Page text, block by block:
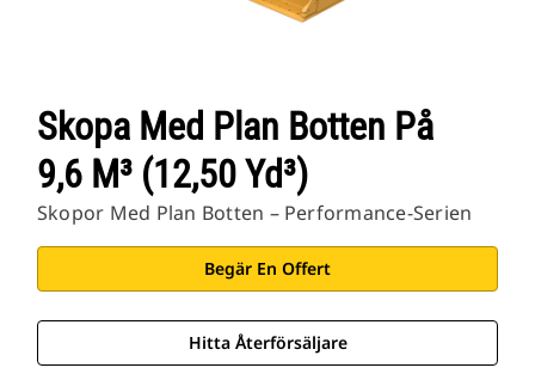
Skopa Med Plan Botten På
9,6 M³ (12,50 Yd³)
Skopor Med Plan Botten – Performance-Serien
Begär En Offert
Hitta Återförsäljare